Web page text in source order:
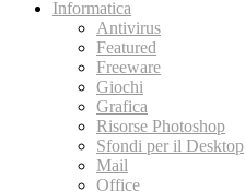
Informatica
Antivirus
Featured
Freeware
Giochi
Grafica
Risorse Photoshop
Sfondi per il Desktop
Mail
Office